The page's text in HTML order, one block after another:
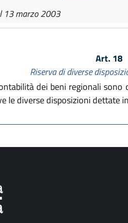
13 marzo 2003
Art. 18
Riserva di diverse
dei beni regionali
le diverse disposizioni dettate